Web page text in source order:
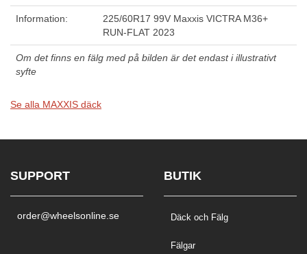
Information:
225/60R17 99V Maxxis VICTRA M36+
RUN-FLAT 2023
Om det finns en fälg med på bilden är det endast i illustrativt
syfte
Se alla MAXXIS däck
SUPPORT
order@wheelsonline.se
BUTIK
Däck och Fälg
Fälgar